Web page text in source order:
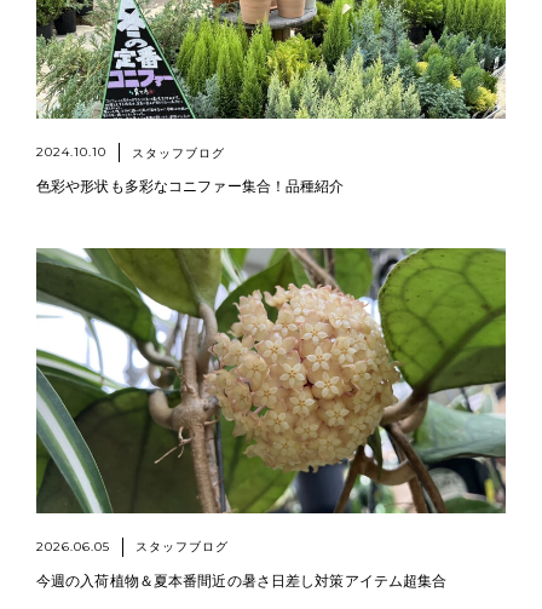
2024.10.10 スタッフブログ
色彩や形状も多彩なコニファー集合！品種紹介
2026.06.05 スタッフブログ
今週の入荷植物＆夏本番間近の暑さ日差し対策アイテム超集合